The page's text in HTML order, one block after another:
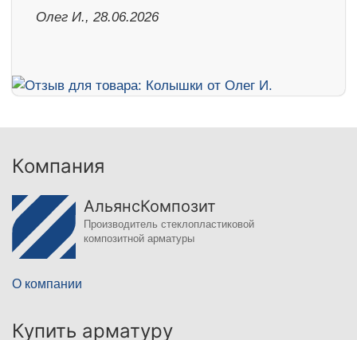
Олег И., 28.06.2026
Компания
АльянсКомпозит
Производитель стеклопластиковой
композитной арматуры
О компании
Купить арматуру